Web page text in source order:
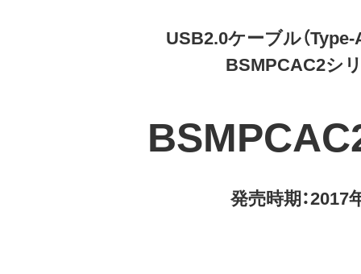
USB2.0ケーブル（Type-
BSMPCAC2シ
発売時期：2017